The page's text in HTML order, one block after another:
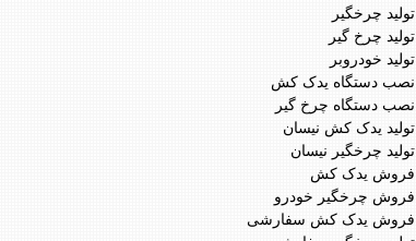
تولید چرخگیر
تولید چرخ گیر
تولید خودروبر
نصب دستگاه یدک کش
نصب دستگاه چرخ گیر
تولید یدک کش نیسان
تولید چرخگیر نیسان
فروش یدک کش
فروش چرخگیر خودرو
فروش یدک کش سفارشی